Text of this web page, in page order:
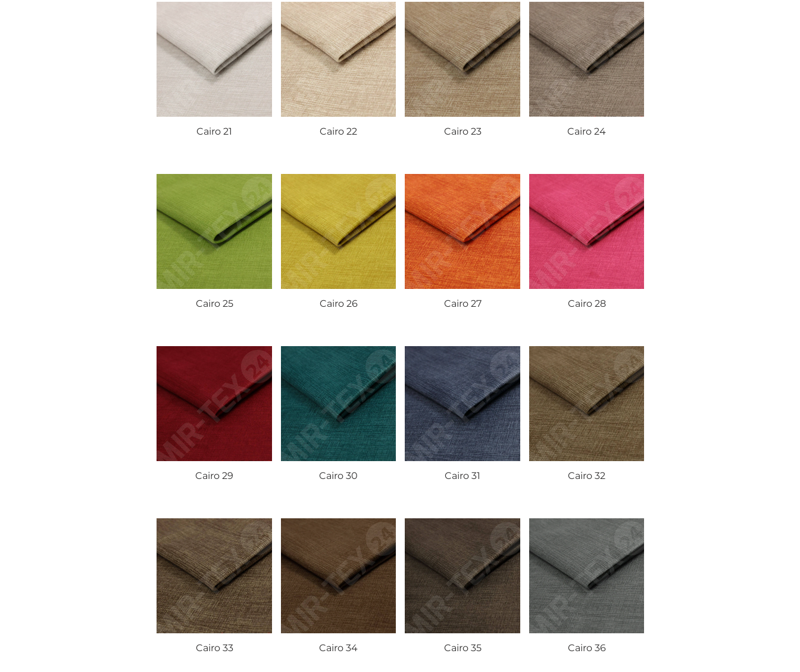
Cairo 21 Cairo 22 Cairo 23 Cairo 24
Cairo 25 Cairo 26 Cairo 27 Cairo 28
Cairo 29 Cairo 30 Cairo 31 Cairo 32
Cairo 33 Cairo 34 Cairo 35 Cairo 36